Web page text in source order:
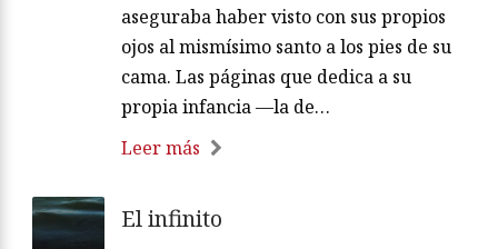
aseguraba haber visto con sus propios
ojos al mismísimo santo a los pies de su
cama. Las páginas que dedica a su
propia infancia —la de…
Leer más
El infinito